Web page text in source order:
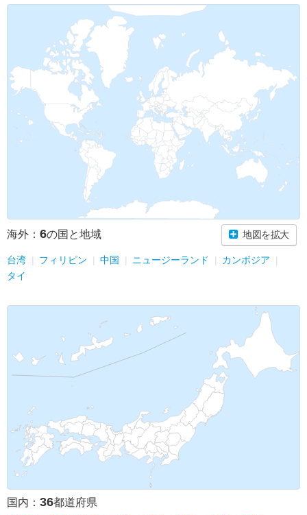
海外： 6の国と地域 地図を拡大
台湾 フィリピン 中国 ニュージーランド
カンボジア
タイ
国内： 36都道府県